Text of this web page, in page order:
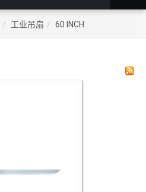
工业吊扇 60 INCH